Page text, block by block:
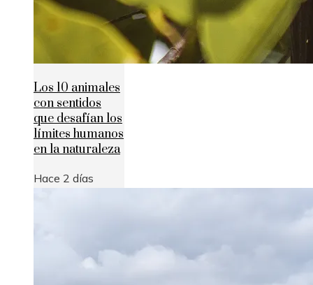
Los 10 animales
con sentidos
que desafían los
límites humanos
en la naturaleza
Hace 2 días